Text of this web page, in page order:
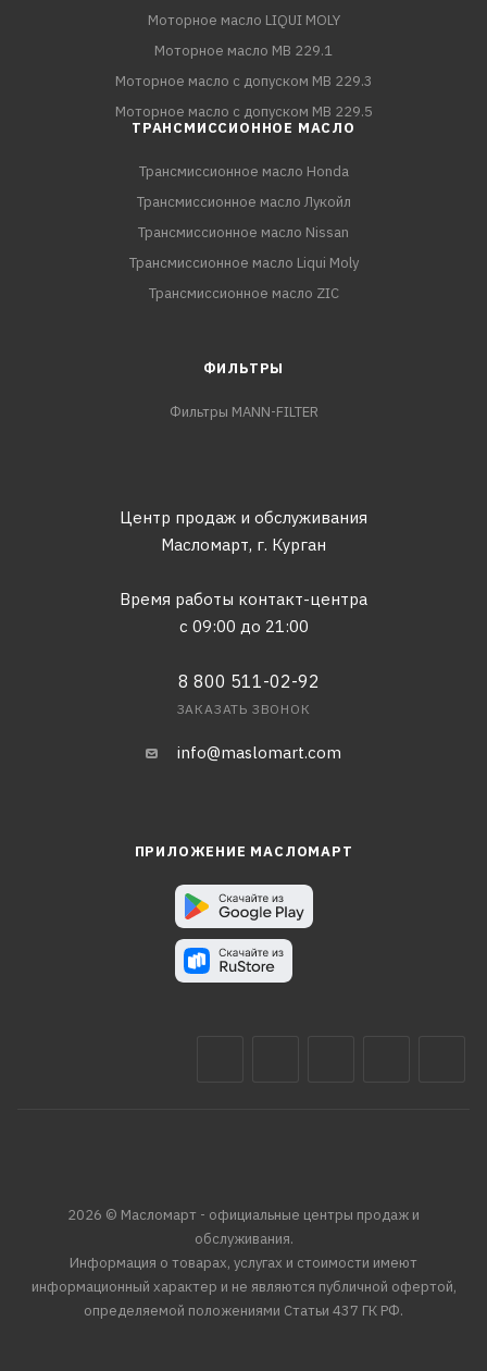
Моторное масло LIQUI MOLY
Моторное масло MB 229.1
Моторное масло с допуском MB 229.3
Моторное масло с допуском MB 229.5
ТРАНСМИССИОННОЕ МАСЛО
Трансмиссионное масло Honda
Трансмиссионное масло Лукойл
Трансмиссионное масло Nissan
Трансмиссионное масло Liqui Moly
Трансмиссионное масло ZIC
ФИЛЬТРЫ
Фильтры MANN-FILTER
Центр продаж и обслуживания
Масломарт, г. Курган
Время работы контакт-центра
с 09:00 до 21:00
8 800 511-02-92
ЗАКАЗАТЬ ЗВОНОК
info@maslomart.com
ПРИЛОЖЕНИЕ МАСЛОМАРТ
2026 © Масломарт - официальные центры продаж и
обслуживания.
Информация о товарах, услугах и стоимости имеют
информационный характер и не являются публичной офертой,
определяемой положениями Статьи 437 ГК РФ.